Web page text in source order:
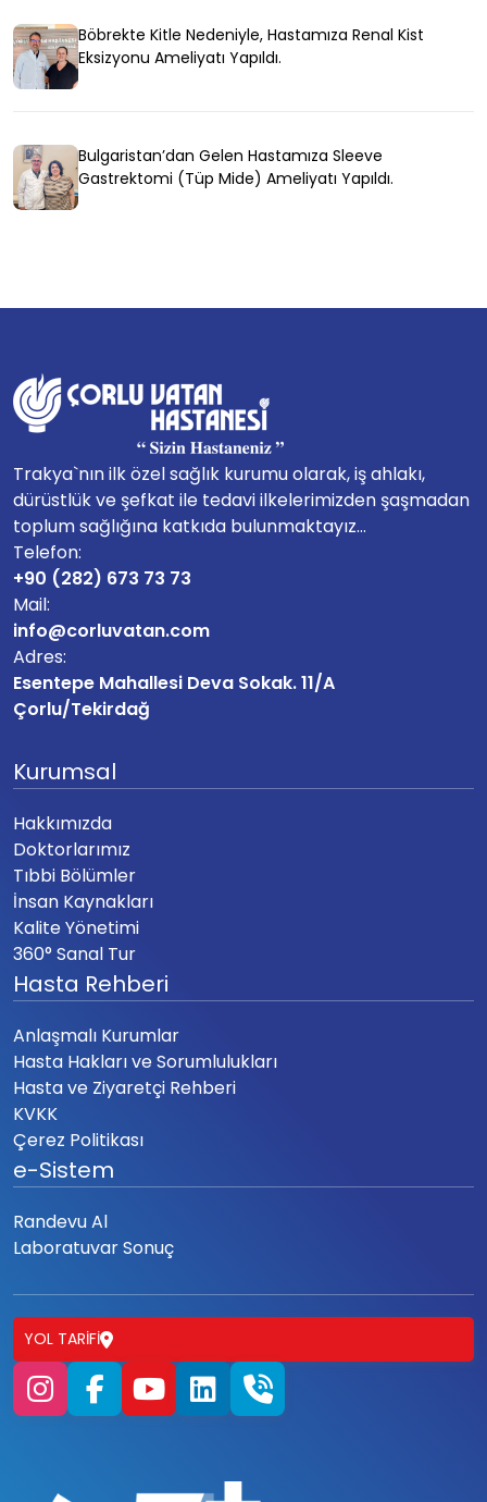
Böbrekte Kitle Nedeniyle, Hastamıza Renal Kist
Eksizyonu Ameliyatı Yapıldı.
Bulgaristan’dan Gelen Hastamıza Sleeve
Gastrektomi (Tüp Mide) Ameliyatı Yapıldı.
Trakya`nın ilk özel sağlık kurumu olarak, iş ahlakı,
dürüstlük ve şefkat ile tedavi ilkelerimizden şaşmadan
toplum sağlığına katkıda bulunmaktayız...
Telefon:
+90 (282) 673 73 73
Mail:
info@corluvatan.com
Adres:
Esentepe Mahallesi Deva Sokak. 11/A
Çorlu/Tekirdağ
Kurumsal
Hakkımızda
Doktorlarımız
Tıbbi Bölümler
İnsan Kaynakları
Kalite Yönetimi
360° Sanal Tur
Hasta Rehberi
Anlaşmalı Kurumlar
Hasta Hakları ve Sorumlulukları
Hasta ve Ziyaretçi Rehberi
KVKK
Çerez Politikası
e-Sistem
Randevu Al
Laboratuvar Sonuç
YOL TARIFI